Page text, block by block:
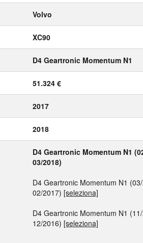
Volvo
XC90
D4 Geartronic Momentum N1
51.324 €
2017
2018
D4 Geartronic Momentum N1
03/2018)
D4 Geartronic Momentum N1
02/2017) [seleziona]
D4 Geartronic Momentum N1
12/2016) [seleziona]